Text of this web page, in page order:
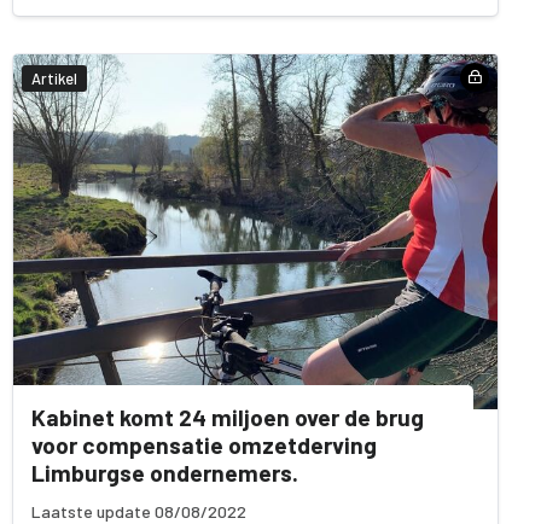
Artikel
Kabinet komt 24 miljoen over de brug
voor compensatie omzetderving
Limburgse ondernemers.
Laatste update 08/08/2022